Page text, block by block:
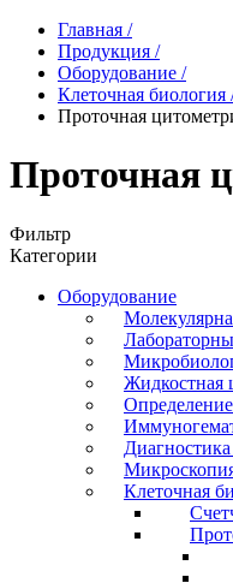
Главная /
Продукция /
Оборудование /
Клеточная биология
Проточная
Проточная
Фильтр
Категории
Оборудование
Жидкостная
Диагностика
Клеточная